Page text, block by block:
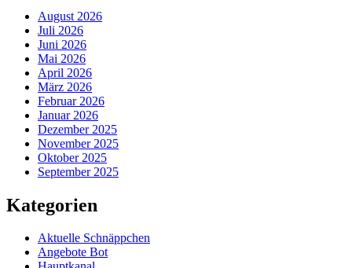
August 2026
Juli 2026
Juni 2026
Mai 2026
April 2026
März 2026
Februar 2026
Januar 2026
Dezember 2025
November 2025
Oktober 2025
September 2025
Kategorien
Aktuelle Schnäppchen
Angebote Bot